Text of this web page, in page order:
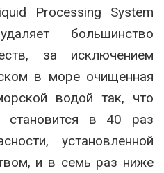
Processing System
большинство
за исключением
в море очищенная
водой так, что
становится в 40 раз
установленной
и в семь раз ниже